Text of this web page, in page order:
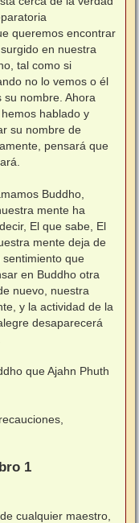
queremos encontrar
en nuestra
tal como si
no lo vemos o él
nombre. Ahora
hablado y
su nombre de
pensará que
Buddho,
mente ha
El que sabe, El
mente deja de
que
en Buddho otra
nuevo, nuestra
y la actividad de la
desaparecerá
que Ajahn Phuth
1
cualquier maestro,